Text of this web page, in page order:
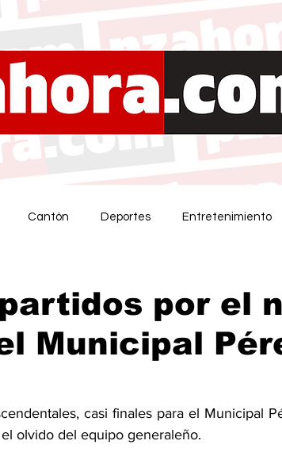
Cantón Deportes Entretenimiento
por el
Municipal
casi finales para el Municipal
olvido del equipo generaleño.